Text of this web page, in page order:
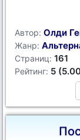
Автор: Олди
Жанр:
Страниц: 161
Рейтинг: 5